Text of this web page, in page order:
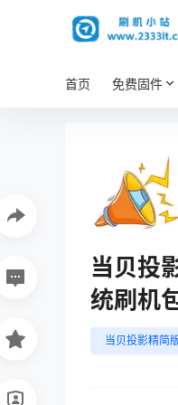
首页 免费固件
当贝投
统刷机
当贝投影精简